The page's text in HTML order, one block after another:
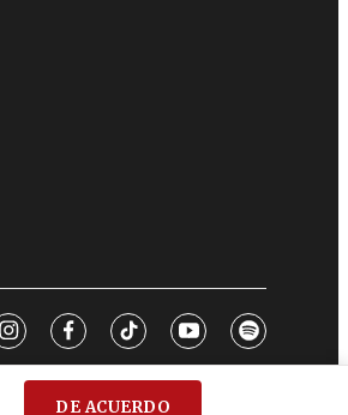
DE ACUERDO
instagram
facebooktiktokyoutubespotify